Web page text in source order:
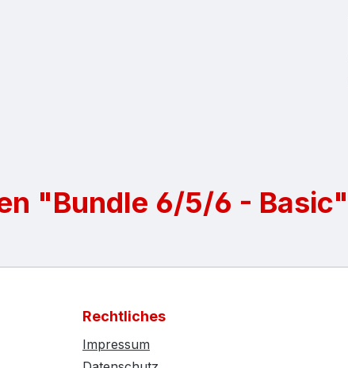
"Bundle 6/5/6 - Basic"
Rechtliches
Impressum